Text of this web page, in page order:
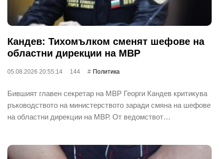
Кандев: Тихомълком сменят шефове на
областни дирекции на МВР
05.08.2026 20:55:14 144 Политика
Бившият главен секретар на МВР Георги Кандев критикува
ръководството на министерството заради смяна на шефове
на областни дирекции на МВР. От ведомствот…